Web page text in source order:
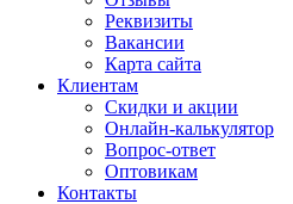
Реквизиты
Вакансии
Карта сайта
Клиентам
Скидки и акции
Онлайн-калькулятор
Вопрос-ответ
Оптовикам
Контакты